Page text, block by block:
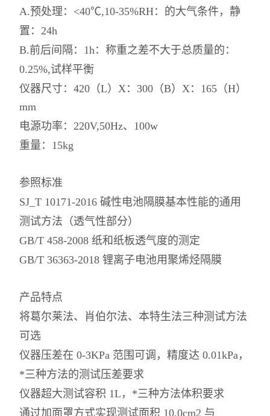
A.预处理：<40℃,10-35%RH：的大气条件，静
置：24h
B.前后间隔：1h：称重之差不大于总质量的：
0.25%,试样平衡
仪器尺寸：420（L）X：300（B）X：165（H）
mm
电源功率：220V,50Hz、100w
重量：15kg
参照标准
SJ_T 10171-2016 碱性电池隔膜基本性能的通用
测试方法（透气性部分）
GB/T 458-2008 纸和纸板透气度的测定
GB/T 36363-2018 锂离子电池用聚烯烃隔膜
产品特点
将葛尔莱法、肖伯尔法、本特生法三种测试方法
可选
仪器压差在 0-3KPa 范围可调，精度达 0.01kPa，
*三种方法的测试压差要求
仪器超大测试容积 1L，*三种方法体积要求
通过加面罩方式实现测试面积 10.0cm2 与